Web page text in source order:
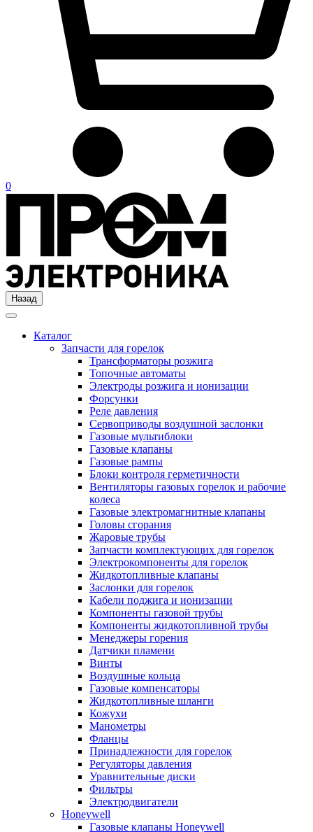
0
Назад
Каталог
Запчасти для горелок
Трансформаторы розжига
Топочные автоматы
Электроды розжига и ионизации
Форсунки
Реле давления
Сервоприводы воздушной заслонки
Газовые мультиблоки
Газовые клапаны
Газовые рампы
Блоки контроля герметичности
Вентиляторы газовых горелок и рабочие
колеса
Газовые электромагнитные клапаны
Головы сгорания
Жаровые трубы
Запчасти комплектующих для горелок
Электрокомпоненты для горелок
Жидкотопливные клапаны
Заслонки для горелок
Кабели поджига и ионизации
Компоненты газовой трубы
Компоненты жидкотопливной трубы
Менеджеры горения
Датчики пламени
Винты
Воздушные кольца
Газовые компенсаторы
Жидкотопливные шланги
Кожухи
Манометры
Фланцы
Принадлежности для горелок
Регуляторы давления
Уравнительные диски
Фильтры
Электродвигатели
Honeywell
Газовые клапаны Honeywell